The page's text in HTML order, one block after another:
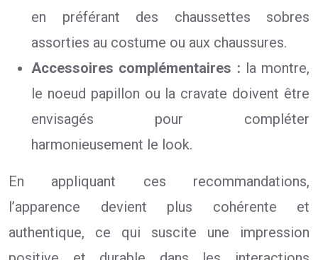
en préférant des chaussettes sobres
assorties au costume ou aux chaussures.
Accessoires complémentaires : la montre,
le noeud papillon ou la cravate doivent être
envisagés pour compléter
harmonieusement le look.
En appliquant ces recommandations,
l’apparence devient plus cohérente et
authentique, ce qui suscite une impression